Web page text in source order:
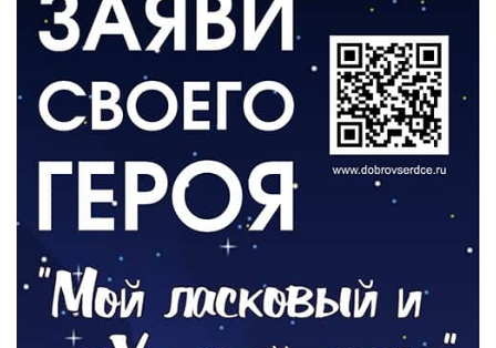
«Мы радовались, так как видели
результат своего труда»
О ЧЕМ ПИСАЛА ГАЗЕТА
По страницам архивных газет
03.08.2026